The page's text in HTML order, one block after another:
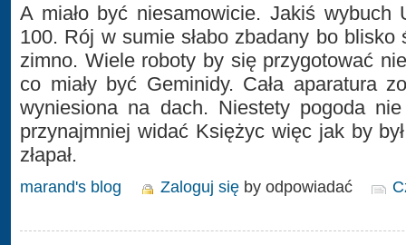
A miało być niesamowicie. Jakiś wybuch
100. Rój w sumie słabo zbadany bo blisko
zimno. Wiele roboty by się przygotować
co miały być Geminidy. Cała aparatura
wyniesiona na dach. Niestety pogoda nie
przynajmniej widać Księżyc więc jak by
złapał.
marand's blog Zaloguj się by odpowiadać